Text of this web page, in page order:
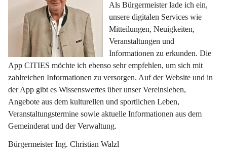
Als Bürgermeister lade ich ein,
unsere digitalen Services wie
Mitteilungen, Neuigkeiten,
Veranstaltungen und
Informationen zu erkunden. Die
App CITIES möchte ich ebenso sehr empfehlen, um sich mit
zahlreichen Informationen zu versorgen. Auf der Website und in
der App gibt es Wissenswertes über unser Vereinsleben,
Angebote aus dem kulturellen und sportlichen Leben,
Veranstaltungstermine sowie aktuelle Informationen aus dem
Gemeinderat und der Verwaltung.
Bürgermeister Ing. Christian Walzl